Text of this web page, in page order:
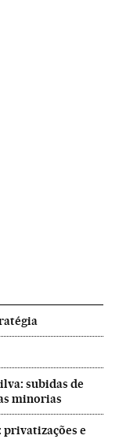
subidas de
minorias
e